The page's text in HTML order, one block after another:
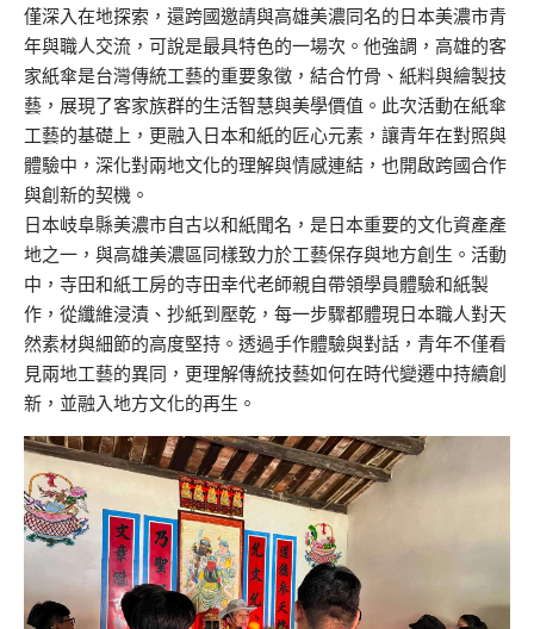
僅深入在地探索，還跨國邀請與高雄美濃同名的日本美濃市青
年與職人交流，可說是最具特色的一場次。他強調，高雄的客
家紙傘是台灣傳統工藝的重要象徵，結合竹骨、紙料與繪製技
藝，展現了客家族群的生活智慧與美學價值。此次活動在紙傘
工藝的基礎上，更融入日本和紙的匠心元素，讓青年在對照與
體驗中，深化對兩地文化的理解與情感連結，也開啟跨國合作
與創新的契機。
日本岐阜縣美濃市自古以和紙聞名，是日本重要的文化資產產
地之一，與高雄美濃區同樣致力於工藝保存與地方創生。活動
中，寺田和紙工房的寺田幸代老師親自帶領學員體驗和紙製
作，從纖維浸漬、抄紙到壓乾，每一步驟都體現日本職人對天
然素材與細節的高度堅持。透過手作體驗與對話，青年不僅看
見兩地工藝的異同，更理解傳統技藝如何在時代變遷中持續創
新，並融入地方文化的再生。